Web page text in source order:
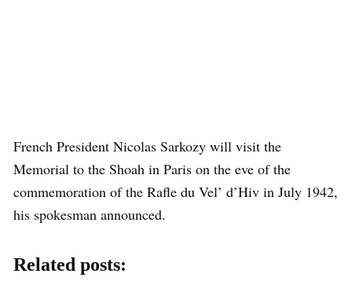
French President Nicolas Sarkozy will visit the
Memorial to the Shoah in Paris on the eve of the
commemoration of the Rafle du Vel’ d’Hiv in July 1942,
his spokesman announced.
Related posts: